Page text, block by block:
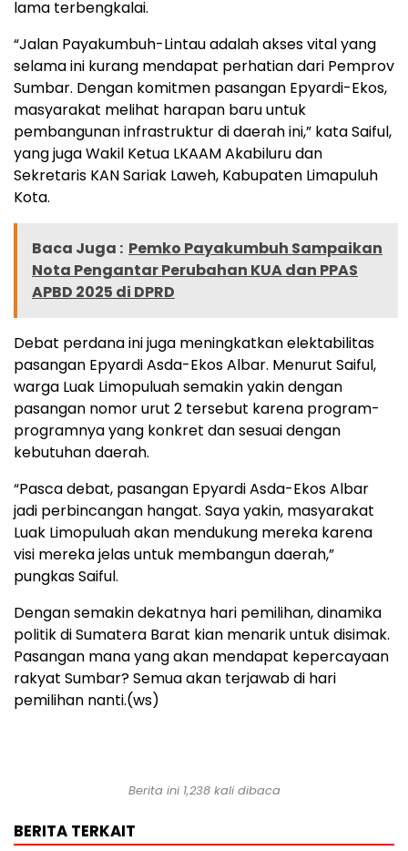
lama terbengkalai.
“Jalan Payakumbuh-Lintau adalah akses vital yang
selama ini kurang mendapat perhatian dari Pemprov
Sumbar. Dengan komitmen pasangan Epyardi-Ekos,
masyarakat melihat harapan baru untuk
pembangunan infrastruktur di daerah ini,” kata Saiful,
yang juga Wakil Ketua LKAAM Akabiluru dan
Sekretaris KAN Sariak Laweh, Kabupaten Limapuluh
Kota.
Baca Juga : Pemko Payakumbuh Sampaikan
Nota Pengantar Perubahan KUA dan PPAS
APBD 2025 di DPRD
Debat perdana ini juga meningkatkan elektabilitas
pasangan Epyardi Asda-Ekos Albar. Menurut Saiful,
warga Luak Limopuluah semakin yakin dengan
pasangan nomor urut 2 tersebut karena program-
programnya yang konkret dan sesuai dengan
kebutuhan daerah.
“Pasca debat, pasangan Epyardi Asda-Ekos Albar
jadi perbincangan hangat. Saya yakin, masyarakat
Luak Limopuluah akan mendukung mereka karena
visi mereka jelas untuk membangun daerah,”
pungkas Saiful.
Dengan semakin dekatnya hari pemilihan, dinamika
politik di Sumatera Barat kian menarik untuk disimak.
Pasangan mana yang akan mendapat kepercayaan
rakyat Sumbar? Semua akan terjawab di hari
pemilihan nanti.(ws)
Berita ini 1,238 kali dibaca
BERITA TERKAIT